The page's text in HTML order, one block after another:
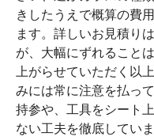
きしたうえで概算の費
ます。詳しいお見積り
が、大幅にずれること
上がらせていただく以
みには常に注意を払っ
持参や、工具をシート
ない工夫を徹底してい